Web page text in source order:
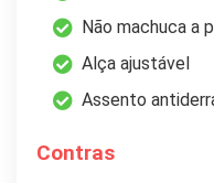
Não machuca a
Alça ajustável
Assento
Contras